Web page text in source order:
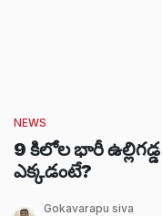
NEWS
9 కిలోల భారీ ఉల్లిగడ్డ
ఎక్కడంటే?
Gokavarapu siva